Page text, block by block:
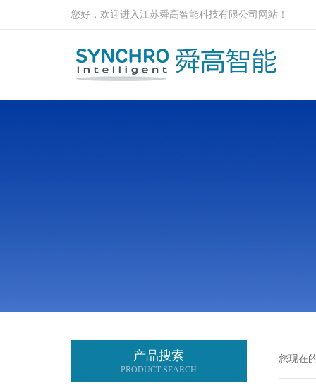
您好，欢迎进入江苏舜高智能科技有限公司网站！
产品搜索
PRODUCT SEARCH
您现在